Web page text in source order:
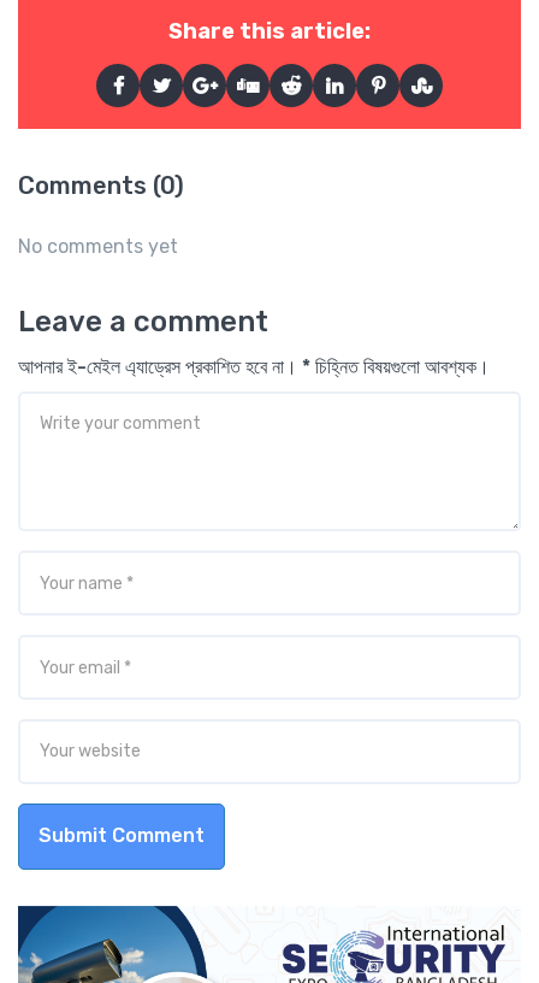
Share this article:
Comments (0)
No comments yet
Leave a comment
আপনার ই-মেইল এ্যাড্রেস প্রকাশিত হবে না। * চিহ্নিত বিষয়গুলো আবশ্যক।
Submit Comment